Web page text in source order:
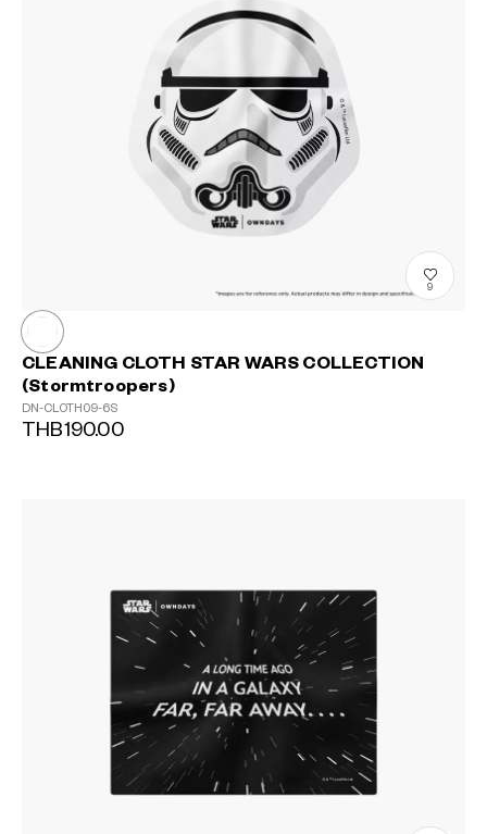
9
CLEANING CLOTH STAR WARS COLLECTION
(Stormtroopers)
DN-CLOTH09-6S
THB190.00